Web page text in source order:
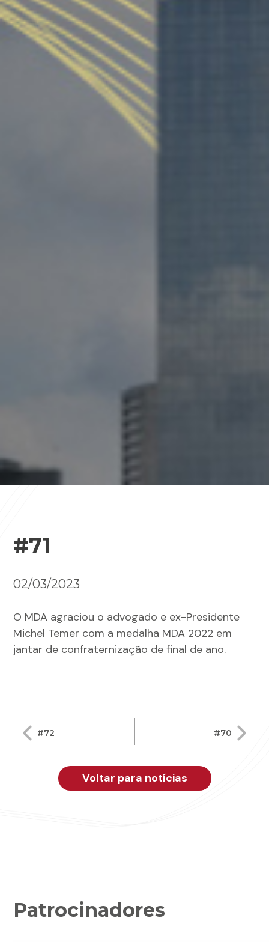
#71
02/03/2023
O MDA agraciou o advogado e ex-Presidente
Michel Temer com a medalha MDA 2022 em
jantar de confraternização de final de ano.
Navegação
#72 #70
Voltar para notícias
Patrocinadores